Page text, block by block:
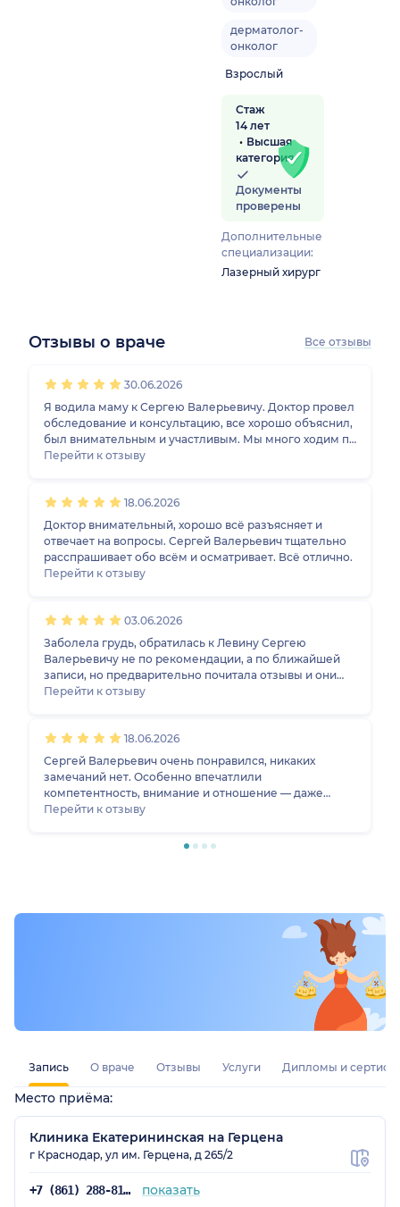
дерматолог-
онколог
Взрослый
Стаж
14 лет
Высшая
категория
Документы
проверены
Дополнительные
специализации:
Лазерный хирург
Запись О враче Отзывы Услуги Дипломы и
Место приёма:
Клиника Екатерининская на Герцена
г Краснодар, ул им. Герцена, д 265/2
+7 (861) 288-81-65 показать
Отзывы о враче Все отзывы
30.06.2026
Я водила маму к Сергею Валерьевичу. Доктор провел
обследование и консультацию, все хорошо объяснил,
был внимательным и участливым. Мы много ходим по
врачам и разным клиникам, есть с чем сравнить, и
Перейти к отзыву
18.06.2026
Доктор внимательный, хорошо всё разъясняет и
отвечает на вопросы. Сергей Валерьевич тщательно
расспрашивает обо всём и осматривает. Всё отлично.
Перейти к отзыву
03.06.2026
Заболела грудь, обратилась к Левину Сергею
Валерьевичу не по рекомендации, а по ближайшей
записи, но предварительно почитала отзывы и они
были все положительные. Шла на приём с полной
посмотрел, дал рекомендации. Осталась очень
довольна приёмом. Буду рекомендовать данного
маммолога своим знакомым.
Перейти к отзыву
18.06.2026
Сергей Валерьевич очень понравился, никаких
замечаний нет. Особенно впечатлили
компетентность, внимание и отношение — даже
сложно передать, насколько хорошее осталось
плановая проверка, обязательно приеду только к
посмотрел настолько досконально, что меня так
Перейти к отзыву